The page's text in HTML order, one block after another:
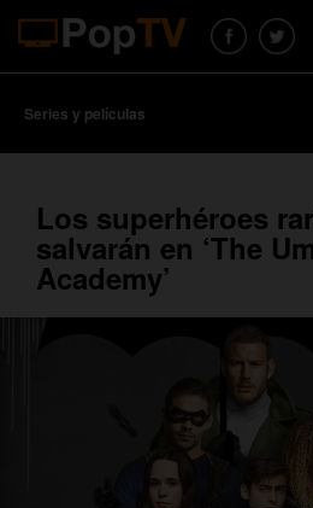
Series y películas
Los superhéroes
salvarán en ‘The
Academy’